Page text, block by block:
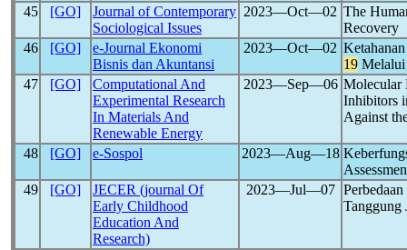
45
[GO]
Journal of Contemporary
Sociological Issues
2023―Oct―02 The
Recovery
46
[GO]
e-Journal Ekonomi
Bisnis dan Akuntansi
2023―Oct―02
19
47
[GO]
Computational And
Experimental Research
In Materials And
Renewable Energy
2023―Sep―06 Molecular
Inhibitors
Against
48 [GO] e-Sospol 2023―Aug―18
49
[GO]
JECER (journal Of
Early Childhood
Education And
Research)
2023―Jul―07
Tanggung